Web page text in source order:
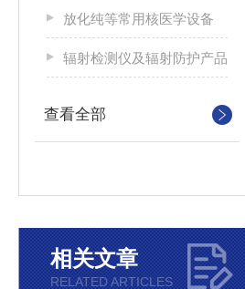
放化纯等常用核医学设备
辐射检测仪及辐射防护产品
查看全部
相关文章
RELATED ARTICLES